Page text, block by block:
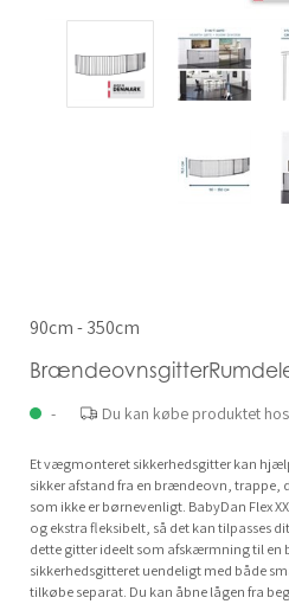
90cm - 350cm
- Du kan købe produktet
Et vægmonteret sikkerhedsgitter kan
sikker afstand fra en brændeovn,
som ikke er børnevenligt. BabyDan Flex
og ekstra fleksibelt, så det kan tilpasses
dette gitter ideelt som afskærmning til
sikkerhedsgitteret uendeligt med både
tilkøbe separat. Du kan åbne lågen fra